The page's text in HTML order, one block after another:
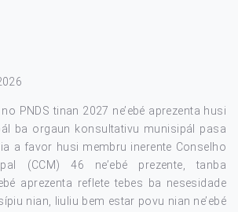
PNDS tinan 2027 ne’ebé aprezenta husi
ba orgaun konsultativu munisipál pasa
a favor husi membru inerente Conselho
(CCM) 46 ne’ebé prezente, tanba
aprezenta reflete tebes ba nesesidade
nian, liuliu bem estar povu nian ne’ebé